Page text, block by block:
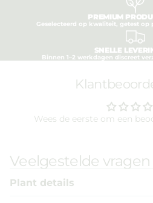
PREMIUM
Geselecteerd op kwaliteit, getest op
SNELLE
Binnen 1–2 werkdagen discreet
Wees de eerste om een
Veelgestelde
Plant details